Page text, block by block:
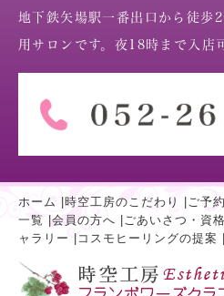
地下鉄矢場駅一番出口から徒歩
用サロンです。夜18時まで入店
ホーム 時空工房のこだわり ご予
一覧
会員の方へ ごあいさつ・資
ャラリー
コスモヒーリングの提案